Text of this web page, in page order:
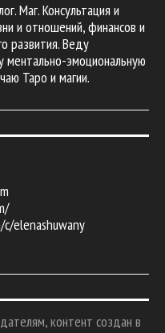
Маг. Консультация и
и отношений, финансов и
развития. Веду
ментально-эмоциональную
Таро и магии.
elenashuwany
контент создан в